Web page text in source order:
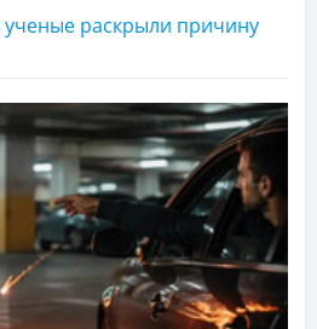
ученые раскрыли причину